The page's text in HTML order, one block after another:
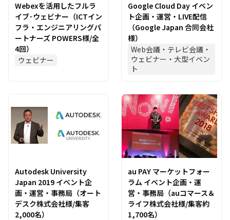
Webexを活用したフルラ
イブ･ウェビナー（ICTイン
フラ・エンジニアリングパ
ートナーズ POWERS様/全
4回）
ウェビナー
Google Cloud Day イベン
ト企画・運営・LIVE配信
（Google Japan 合同会社
様）
Web会議・テレビ会議・
ウェビナー・大型イベン
ト
Autodesk University
Japan 2019 イベント企
画・運営・事務局（オート
デスク株式会社様/集客
2,000名）
au PAY マーケットフォー
ラム イベント企画・運
営・事務局（auコマース＆
ライフ株式会社様/集客約
1,700名）